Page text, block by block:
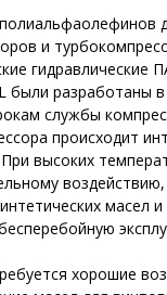
и
гидравлические
были разработаны
службы
происходит
высоких
масел
хорошие